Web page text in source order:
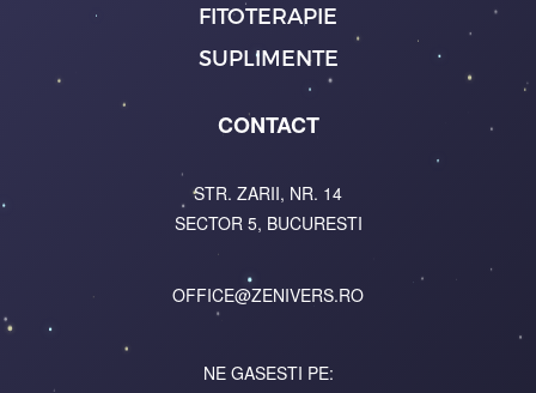
FITOTERAPIE
SUPLIMENTE
CONTACT
STR. ZARII, NR. 14
SECTOR 5, BUCURESTI
OFFICE@ZENIVERS.RO
NE GASESTI PE: